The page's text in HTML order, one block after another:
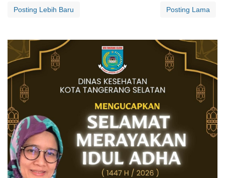
Posting Lebih Baru Posting Lama